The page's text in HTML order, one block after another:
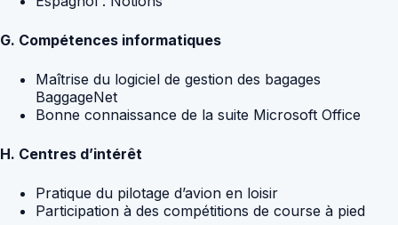
G. Compétences informatiques
Maîtrise du logiciel de gestion des bagages
BaggageNet
Bonne connaissance de la suite Microsoft Office
H. Centres d’intérêt
Pratique du pilotage d’avion en loisir
Participation à des compétitions de course à pied